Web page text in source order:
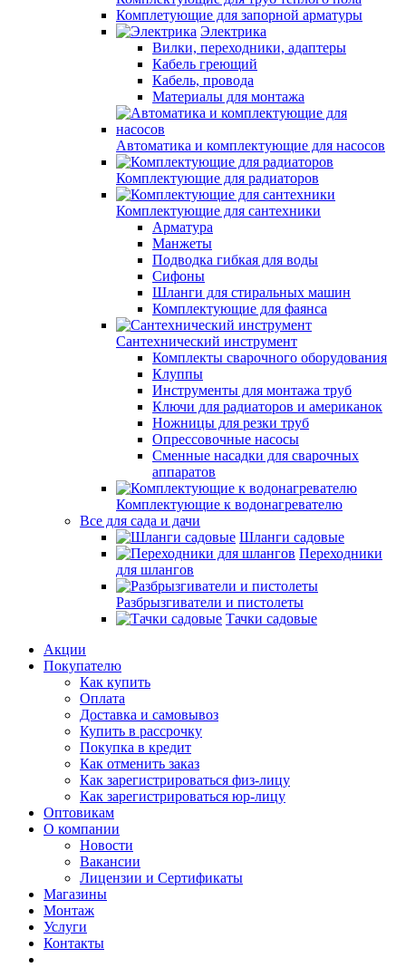
Комплетующие для запорной арматуры
Электрика
Вилки, переходники, адаптеры
Кабель греющий
Кабель, провода
Материалы для монтажа
Автоматика и комплектующие для насосов
Комплектующие для радиаторов
Комплектующие для сантехники
Арматура
Манжеты
Подводка гибкая для воды
Сифоны
Шланги для стиральных машин
Комплектующие для фаянса
Сантехнический инструмент
Комплекты сварочного оборудования
Клуппы
Инструменты для монтажа труб
Ключи для радиаторов и американок
Ножницы для резки труб
Опрессовочные насосы
Сменные насадки для сварочных
аппаратов
Комплектующие к водонагревателю
Все для сада и дачи
Шланги садовые
Переходники
для шлангов
Разбрызгиватели и пистолеты
Тачки садовые
Акции
Покупателю
Как купить
Оплата
Доставка и самовывоз
Купить в рассрочку
Покупка в кредит
Как отменить заказ
Как зарегистрироваться физ-лицу
Как зарегистрироваться юр-лицу
Оптовикам
О компании
Новости
Вакансии
Лицензии и Сертификаты
Магазины
Монтаж
Услуги
Контакты